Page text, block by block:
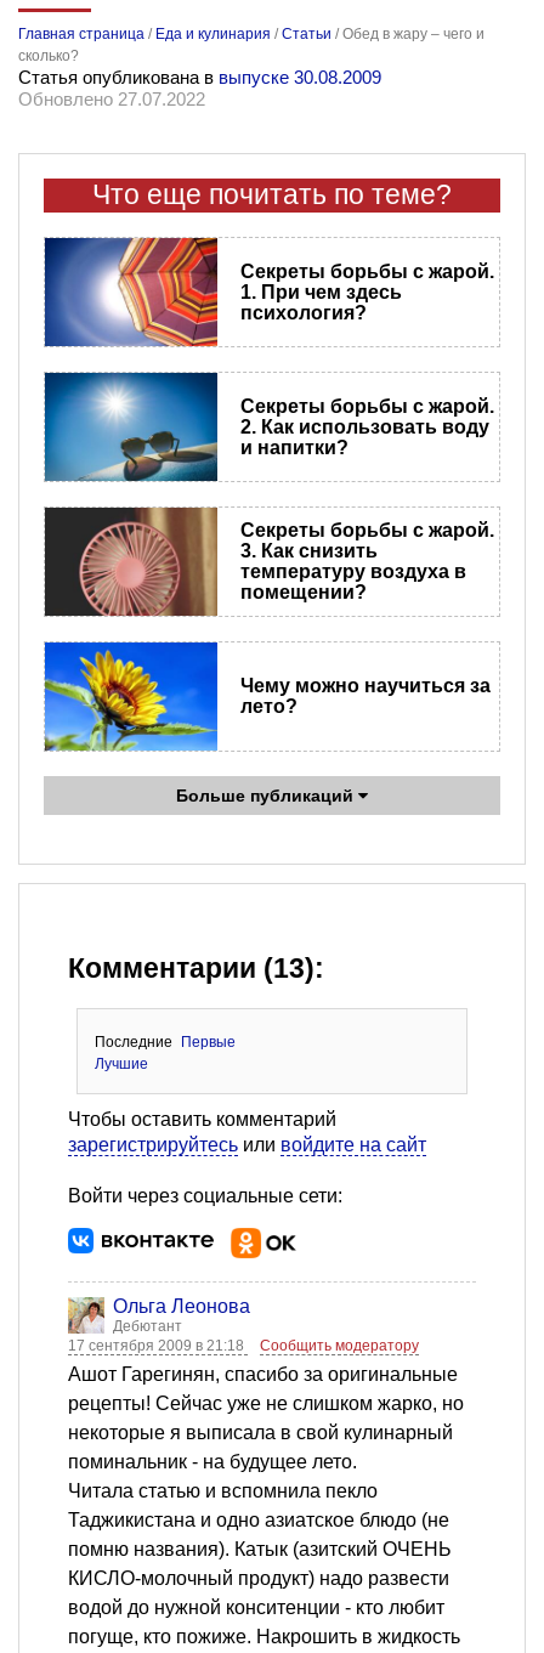
Главная страница / Еда и кулинария /Статьи /Обед в жару – чего и
сколько?
Статья опубликована в выпуске 30.08.2009
Обновлено 27.07.2022
Что еще почитать по теме?
Секреты борьбы с жарой.
1. При чем здесь
психология?
Секреты борьбы с жарой.
2. Как использовать воду
и напитки?
Секреты борьбы с жарой.
3. Как снизить
температуру воздуха в
помещении?
Чему можно научиться за
лето?
Больше публикаций
Комментарии (13):
Последние
Первые
Лучшие
Чтобы оставить комментарий
зарегистрируйтесь или войдите на сайт
Войти через социальные сети:
Ольга Леонова
Дебютант
17 сентября 2009 в 21:18
Сообщить модератору
Ашот Гарегинян, спасибо за оригинальные
рецепты! Сейчас уже не слишком жарко, но
некоторые я выписала в свой кулинарный
поминальник - на будущее лето.
Читала статью и вспомнила пекло
Таджикистана и одно азиатское блюдо (не
помню названия). Катык (азитский ОЧЕНЬ
КИСЛО-молочный продукт) надо развести
водой до нужной конситенции - кто любит
погуще, кто пожиже. Накрошить в жидкость